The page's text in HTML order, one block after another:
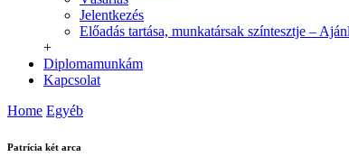
Jelentkezés
Előadás tartása, munkatársak színtesztje –
+
Diplomamunkám
Kapcsolat
Home Egyéb
Patrícia két arca